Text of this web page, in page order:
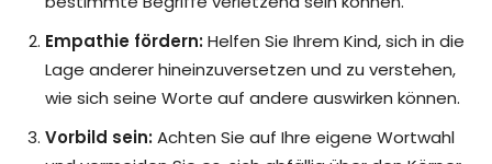
Empathie fördern:Helfen Sie Ihrem Kind, sich in die
Lage anderer hineinzuversetzen und zu verstehen,
wie sich seine Worte auf andere auswirken können.
Vorbild sein:Achten Sie auf Ihre eigene Wortwahl